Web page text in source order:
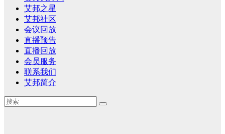
艾邦之星
艾邦社区
会议回放
直播预告
直播回放
会员服务
联系我们
艾邦简介